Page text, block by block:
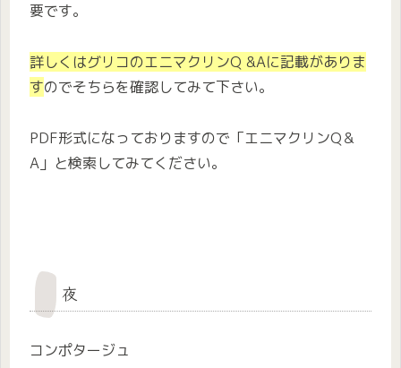
要です。
詳しくはグリコのエニマクリンQ &Aに記載がありま
すのでそちらを確認してみて下さい。
PDF形式になっておりますので「エニマクリンQ＆
A」と検索してみてください。
夜
コンポタージュ